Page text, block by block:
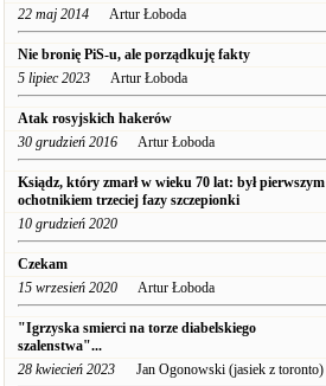
22 maj 2014 Artur Łoboda
Nie bronię PiS-u, ale porządkuję fakty
5 lipiec 2023 Artur Łoboda
Atak rosyjskich hakerów
30 grudzień 2016 Artur Łoboda
Ksiądz, który zmarł w wieku 70 lat: był pierwszym
ochotnikiem trzeciej fazy szczepionki
10 grudzień 2020
Czekam
15 wrzesień 2020 Artur Łoboda
"Igrzyska smierci na torze diabelskiego
szalenstwa"...
28 kwiecień 2023 Jan Ogonowski (jasiek z toronto)